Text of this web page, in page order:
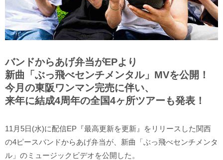
バンドからあげ弁当がEPより
新曲「ぶっ飛べセンチメンタル」MVを公開！
今月の東阪ワンマン完売に伴い、
来年に結成4周年の全国4ヶ所ツアーも発表！
11月5日(水)に配信EP『最高更新を更新』をリリースした関西
の4ピースバンドからあげ弁当が、新曲「ぶっ飛べセンチメンタ
ル」のミュージックビデオを公開した。